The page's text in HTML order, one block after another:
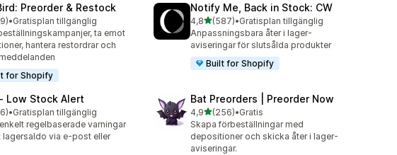
Preorder & Restock
stjärnor
totalt
•Gratisplan tillgänglig
ta emot
hantera restordrar och
for Shopify
Notify Me, Back in Stock: CW
4,8av 5 stjärnor
(587)
587 recensioner totalt
•Gratisplan tillgänglig
Anpassningsbara åter i lager-
aviseringar för slutsålda produkter
Built for Shopify
Low Stock Alert
stjärnor
totalt
•Gratisplan tillgänglig
regelbaserade varningar
lagersaldo via e-post eller
Bat Preorders | Preorder Now
4,9av 5 stjärnor
(256)
256 recensioner totalt
•Gratis
Skapa förbeställningar med
depositioner och skicka åter i lager-
aviseringar.